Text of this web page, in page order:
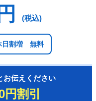
(税込)
日割増 無料
お伝えください
割引